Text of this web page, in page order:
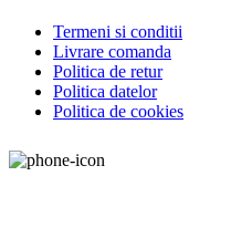
Termeni si conditii
Livrare comanda
Politica de retur
Politica datelor
Politica de cookies